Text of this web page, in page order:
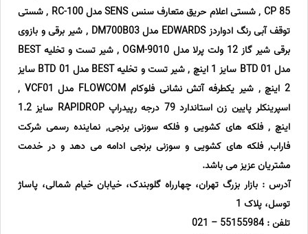
CP 85 , شستی اعلام حریق متعارف سنس SENS مدل RC-100 , شستی
توقف آبی رنگ ادواردز EDWARDS مدل DM700B03 , شیر برقی و بازوی
برقی شیر گاز 12 ولت پرلا مدل OGM-9010 , شیر تست و تخلیه BEST
مدل BTD 01 سایز 1 اینچ , شیر تست و تخلیه BEST مدل BTD 01 سایز
2 اینچ , شیر یکطرفه آتش نشانی فلوکام FLOWCOM مدل VCF01 ,
اسپرینکلر پایین زن استاندارد 79 درجه رپیدراپ RAPIDROP سایز 1.2
اینچ , فلکه های کشویی و فلکه سوزنی برنجی, نماینده رسمی شرکت
فاراب, فلکه های کشویی و سوزنی برنجی ادامه می دهد و در خدمت
مشتریان عزیز می باشد.
آدرس : بازار بزرگ تهران، چهارراه گلوبندک، خیابان خیام شمالی، پاساژ
توسل، پلاک 1
تلفن : 55155984 – 021